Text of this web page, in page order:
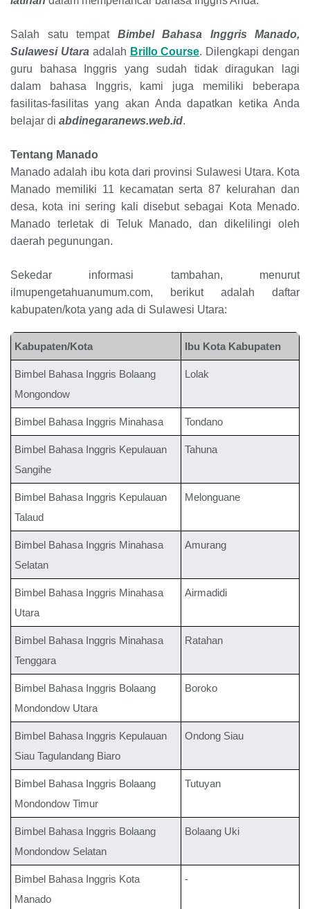
Salah satu tempat Bimbel Bahasa Inggris Manado,
Sulawesi Utara adalah Brillo Course. Dilengkapi dengan
guru bahasa Inggris yang sudah tidak diragukan lagi
dalam bahasa Inggris, kami juga memiliki beberapa
fasilitas-fasilitas yang akan Anda dapatkan ketika Anda
belajar di abdinegaranews.web.id.
Tentang Manado
Manado adalah ibu kota dari provinsi Sulawesi Utara. Kota
Manado memiliki 11 kecamatan serta 87 kelurahan dan
desa, kota ini sering kali disebut sebagai Kota Menado.
Manado terletak di Teluk Manado, dan dikelilingi oleh
daerah pegunungan.
Sekedar informasi tambahan, menurut
ilmupengetahuanumum.com, berikut adalah daftar
kabupaten/kota yang ada di Sulawesi Utara:
Kabupaten/Kota Ibu Kota Kabupaten
Bimbel Bahasa Inggris Bolaang
Mongondow
Lolak
Bimbel Bahasa Inggris Minahasa Tondano
Bimbel Bahasa Inggris Kepulauan
Sangihe
Tahuna
Bimbel Bahasa Inggris Kepulauan
Talaud
Melonguane
Bimbel Bahasa Inggris Minahasa
Selatan
Amurang
Bimbel Bahasa Inggris Minahasa
Utara
Airmadidi
Bimbel Bahasa Inggris Minahasa
Tenggara
Ratahan
Bimbel Bahasa Inggris Bolaang
Mondondow Utara
Boroko
Bimbel Bahasa Inggris Kepulauan
Siau Tagulandang Biaro
Ondong Siau
Bimbel Bahasa Inggris Bolaang
Mondondow Timur
Tutuyan
Bimbel Bahasa Inggris Bolaang
Mondondow Selatan
Bolaang Uki
Bimbel Bahasa Inggris Kota
Manado
-